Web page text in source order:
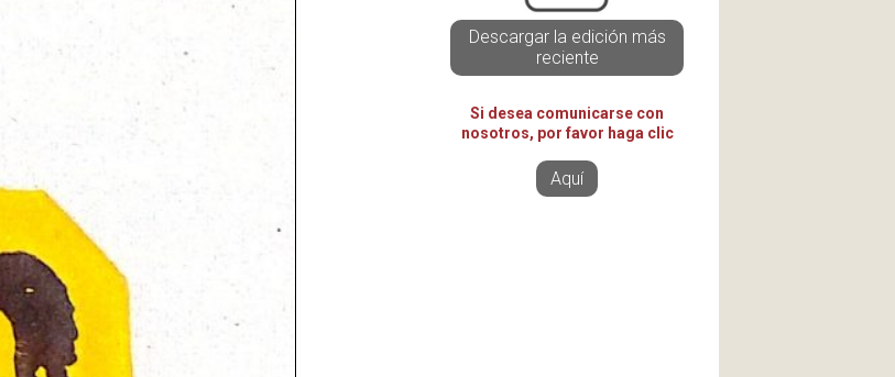
Descargar la edición más
reciente
Si desea comunicarse con
nosotros, por favor haga clic
Aquí